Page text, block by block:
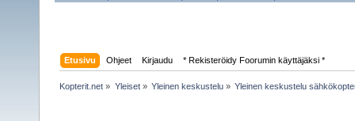
Etusivu Ohjeet Kirjaudu * Rekisteröidy Foorumin käyttäjäksi *
Kopterit.net » Yleiset» Yleinen keskustelu» Yleinen keskustelu